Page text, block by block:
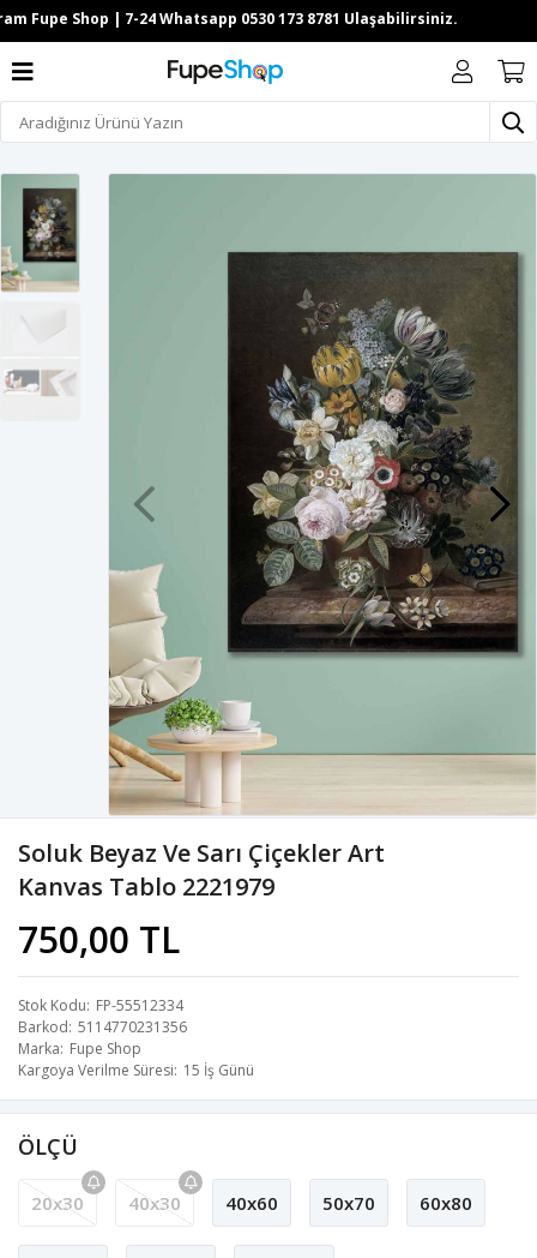
Soluk Beyaz Ve Sarı Çiçekler Art
Kanvas Tablo 2221979
750,00 TL
Stok Kodu FP-55512334
Barkod 5114770231356
Marka Fupe Shop
Kargoya Verilme Süresi 15 İş Günü
ÖLÇÜ
20x30 40x30 40x60 50x70 60x80